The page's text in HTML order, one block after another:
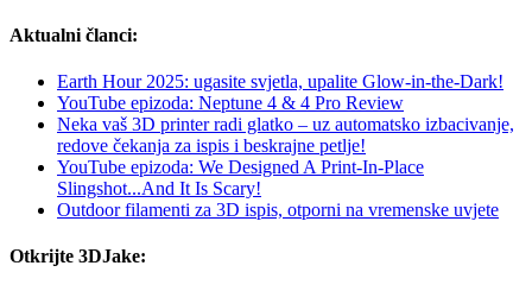
Aktualni članci:
Earth Hour 2025: ugasite svjetla, upalite Glow-in-the-Dark!
YouTube epizoda: Neptune 4 & 4 Pro Review
Neka vaš 3D printer radi glatko – uz automatsko izbacivanje,
redove čekanja za ispis i beskrajne petlje!
YouTube epizoda: We Designed A Print-In-Place
Slingshot...And It Is Scary!
Outdoor filamenti za 3D ispis, otporni na vremenske uvjete
Otkrijte 3DJake: